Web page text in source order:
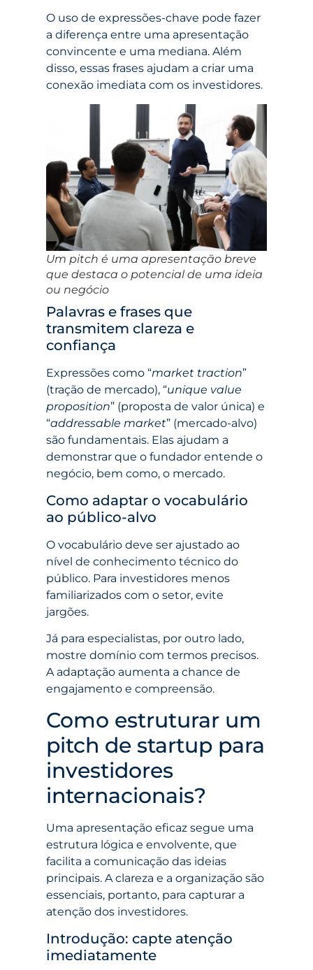
O uso de expressões-chave pode fazer
a diferença entre uma apresentação
convincente e uma mediana. Além
disso, essas frases ajudam a criar uma
conexão imediata com os investidores.
Um pitch é uma apresentação breve
que destaca o potencial de uma ideia
ou negócio
Palavras e frases que
transmitem clareza e
confiança
Expressões como “market traction”
(tração de mercado), “unique value
proposition” (proposta de valor única) e
“addressable market” (mercado-alvo)
são fundamentais. Elas ajudam a
demonstrar que o fundador entende o
negócio, bem como, o mercado.
Como adaptar o vocabulário
ao público-alvo
O vocabulário deve ser ajustado ao
nível de conhecimento técnico do
público. Para investidores menos
familiarizados com o setor, evite
jargões.
Já para especialistas, por outro lado,
mostre domínio com termos precisos.
A adaptação aumenta a chance de
engajamento e compreensão.
Como estruturar um
pitch de startup para
investidores
internacionais?
Uma apresentação eficaz segue uma
estrutura lógica e envolvente, que
facilita a comunicação das ideias
principais. A clareza e a organização são
essenciais, portanto, para capturar a
atenção dos investidores.
Introdução: capte atenção
imediatamente